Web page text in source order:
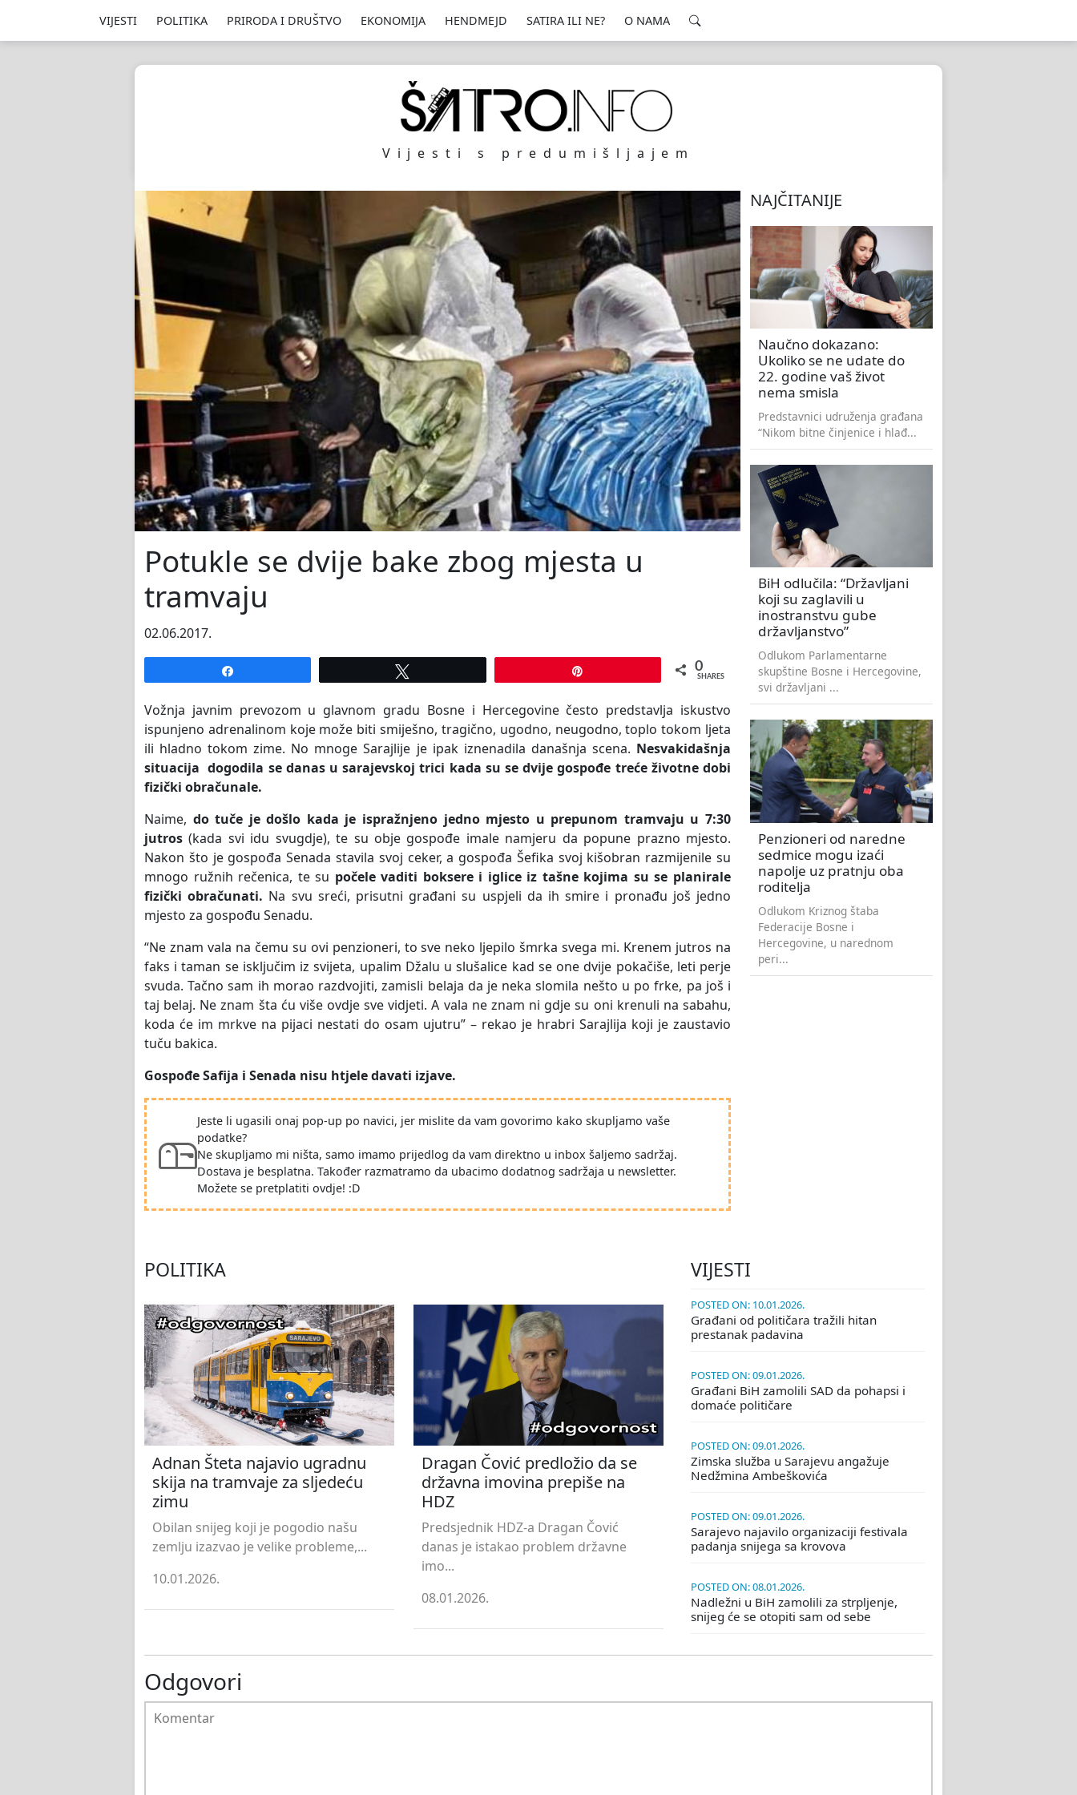
VIJESTI POLITIKA PRIRODA I DRUŠTVO EKONOMIJA HENDMEJD SATIRA ILI NE? O NAMA
Vijesti s predumišljajem
Potukle se dvije bake zbog mjesta u
tramvaju
02.06.2017.
0
SHARES
Vožnja javnim prevozom u glavnom gradu Bosne i Hercegovine često predstavlja iskustvo
ispunjeno adrenalinom koje može biti smiješno, tragično, ugodno, neugodno, toplo tokom ljeta
ili hladno tokom zime. No mnoge Sarajlije je ipak iznenadila današnja scena. Nesvakidašnja
situacija dogodila se danas u sarajevskoj trici kada su se dvije gospođe treće životne dobi
fizički obračunale.
Naime, do tuče je došlo kada je ispražnjeno jedno mjesto u prepunom tramvaju u 7:30
jutros (kada svi idu svugdje), te su obje gospođe imale namjeru da popune prazno mjesto.
Nakon što je gospođa Senada stavila svoj ceker, a gospođa Šefika svoj kišobran razmijenile su
mnogo ružnih rečenica, te su počele vaditi boksere i iglice iz tašne kojima su se planirale
fizički obračunati. Na svu sreći, prisutni građani su uspjeli da ih smire i pronađu još jedno
mjesto za gospođu Senadu.
“Ne znam vala na čemu su ovi penzioneri, to sve neko ljepilo šmrka svega mi. Krenem jutros na
faks i taman se isključim iz svijeta, upalim Džalu u slušalice kad se one dvije pokačiše, leti perje
svuda. Tačno sam ih morao razdvojiti, zamisli belaja da je neka slomila nešto u po frke, pa još i
taj belaj. Ne znam šta ću više ovdje sve vidjeti. A vala ne znam ni gdje su oni krenuli na sabahu,
koda će im mrkve na pijaci nestati do osam ujutru” – rekao je hrabri Sarajlija koji je zaustavio
tuču bakica.
Gospođe Safija i Senada nisu htjele davati izjave.
Jeste li ugasili onaj pop-up po navici, jer mislite da vam govorimo kako skupljamo vaše
podatke?
Ne skupljamo mi ništa, samo imamo prijedlog da vam direktno u inbox šaljemo sadržaj.
Dostava je besplatna. Također razmatramo da ubacimo dodatnog sadržaja u newsletter.
Možete se pretplatiti ovdje! :D
NAJČITANIJE
Naučno dokazano:
Ukoliko se ne udate do
22. godine vaš život
nema smisla
Predstavnici udruženja građana
“Nikom bitne činjenice i hlađ...
BiH odlučila: “Državljani
koji su zaglavili u
inostranstvu gube
državljanstvo”
Odlukom Parlamentarne
skupštine Bosne i Hercegovine,
svi državljani ...
Penzioneri od naredne
sedmice mogu izaći
napolje uz pratnju oba
roditelja
Odlukom Kriznog štaba
Federacije Bosne i
Hercegovine, u narednom
peri...
POLITIKA
Adnan Šteta najavio ugradnu
skija na tramvaje za sljedeću
zimu
Obilan snijeg koji je pogodio našu
zemlju izazvao je velike probleme,...
10.01.2026.
Dragan Čović predložio da se
državna imovina prepiše na
HDZ
Predsjednik HDZ-a Dragan Čović
danas je istakao problem državne
imo...
08.01.2026.
VIJESTI
POSTED ON: 10.01.2026.
Građani od političara tražili hitan
prestanak padavina
POSTED ON: 09.01.2026.
Građani BiH zamolili SAD da pohapsi i
domaće političare
POSTED ON: 09.01.2026.
Zimska služba u Sarajevu angažuje
Nedžmina Ambeškovića
POSTED ON: 09.01.2026.
Sarajevo najavilo organizaciji festivala
padanja snijega sa krovova
POSTED ON: 08.01.2026.
Nadležni u BiH zamolili za strpljenje,
snijeg će se otopiti sam od sebe
Odgovori